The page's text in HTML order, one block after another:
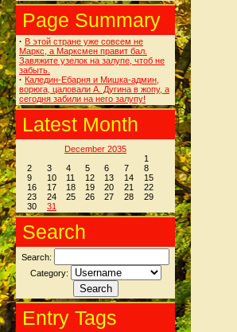
Page Summary
· В этой стране уже совсем не
Маркс, а Марксмен правит бал.
Завяжите узелок на залупе, чтоб не
забыть.
· Каледин-Ебарня и Мишка-админ,
ворюга, цаловали А. Дугина в жопу, а
сегодня забили на него залупу!
Latest Month
December 2035
1
2
3 4 5 6 7
8
9
10 11 12 13 14
15
16
17 18 19 20 21
22
23
24 25 26 27 28
29
30
31
Search
Search:
Category:
Entry Tags